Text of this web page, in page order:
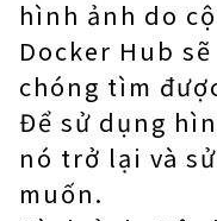
hình ảnh do
Docker Hub
chóng tìm
Để sử dụng
nó trở lại và
muốn.